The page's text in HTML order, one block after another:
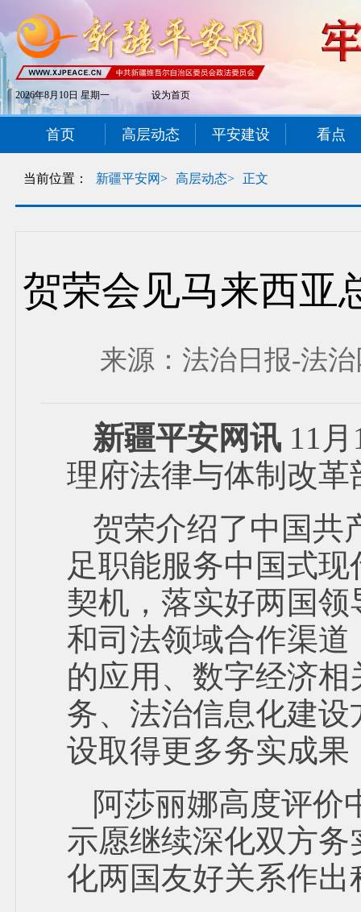
2026年8月10日 星期一 设为首页
首页 高层动态 平安建设 看点
当前位置： 新疆平安网> 高层动态> 正文
贺荣会见马来西亚
来源：法治日报-法
新疆平安网讯 11
理府法律与体制改
贺荣介绍了中国共
足职能服务中国式
契机，落实好两国
和司法领域合作渠
的应用、数字经济
务、法治信息化建
设取得更多务实成
阿莎丽娜高度评价
示愿继续深化双方
化两国友好关系作出